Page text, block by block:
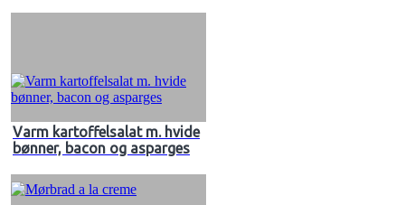
Varm kartoffelsalat m. hvide
bønner, bacon og asparges